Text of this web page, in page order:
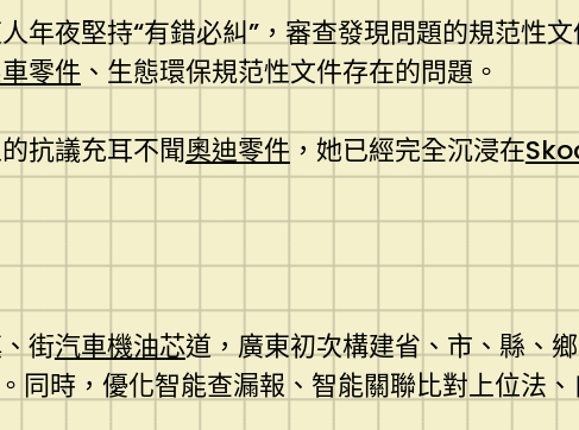
年夜堅持“有錯必糾”，審查發現問題的規范性
零件 、生態環保規范性文件存在的問題。
抗議充耳不聞奧迪零件 ，她已經完全沉浸在
街汽車機油芯道，廣東初次構建省、市、縣、
同時，優化智能查漏報、智能關聯比對上位法